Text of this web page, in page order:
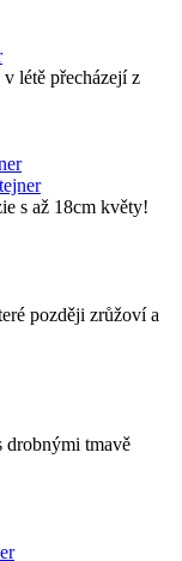
létě přecházejí z
s až 18cm květy!
později zrůžoví a
tmavě